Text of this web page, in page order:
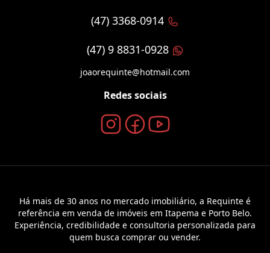
(47) 3368-0914
(47) 9 8831-0928
joaorequinte@hotmail.com
Redes sociais
Há mais de 30 anos no mercado imobiliário, a Requinte é
referência em venda de imóveis em Itapema e Porto Belo.
Experiência, credibilidade e consultoria personalizada para
quem busca comprar ou vender.